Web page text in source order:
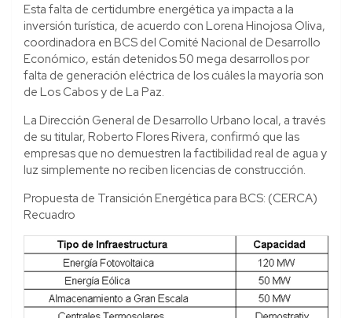
Esta falta de certidumbre energética ya impacta a la
inversión turística, de acuerdo con Lorena Hinojosa Oliva,
coordinadora en BCS del Comité Nacional de Desarrollo
Económico, están detenidos 50 mega desarrollos por
falta de generación eléctrica de los cuáles la mayoría son
de Los Cabos y de La Paz.
La Dirección General de Desarrollo Urbano local, a través
de su titular, Roberto Flores Rivera, confirmó que las
empresas que no demuestren la factibilidad real de agua y
luz simplemente no reciben licencias de construcción.
Propuesta de Transición Energética para BCS: (CERCA)
Recuadro